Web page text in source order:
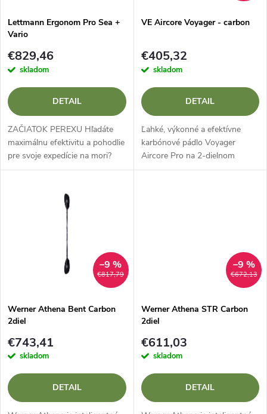
e
p
r
o
d
v
s
p
r
o
d
u
Lettmann Ergonom Pro Sea +
Vario
€829,46
skladom
DETAIL
ZAČIATOK PEREXU Hľadáte
maximálnu efektivitu a pohodlie
pre svoje expedície na mori?
Lettmann Ergonom Pro Sea
absolútnou špičkou v kategórii
VE Aircore Voyager - carbon
€405,32
skladom
DETAIL
Ľahké, výkonné a efektívne
karbónové pádlo Voyager
Aircore Pro na 2-dielnom
karbónovom jadre.
€817,79
–9 %
Werner Athena Bent Carbon
2diel
€743,41
skladom
DETAIL
€672,13
–9 %
Werner Athena STR Carbon
2diel
€611,03
skladom
DETAIL